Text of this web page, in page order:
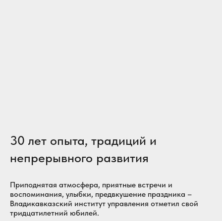
30 лет опыта, традиций и
непрерывного развития
Приподнятая атмосфера, приятные встречи и
воспоминания, улыбки, предвкушение праздника –
Владикавказский институт управления отметил свой
тридцатилетний юбилей.